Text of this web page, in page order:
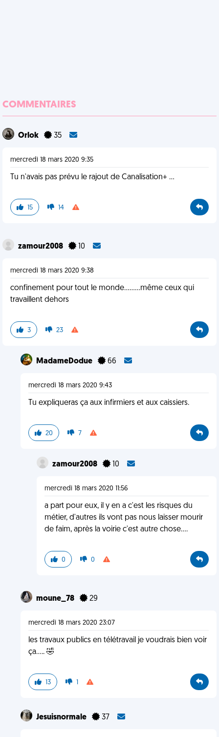
COMMENTAIRES
Orlok 35
mercredi 18 mars 2020 9:35
Tu n'avais pas prévu le rajout de Canalisation+ ...
15 14
zamour2008 10
mercredi 18 mars 2020 9:38
confinement pour tout le monde.........même ceux qui
travaillent dehors
3 23
MadameDodue 66
mercredi 18 mars 2020 9:43
Tu expliqueras ça aux infirmiers et aux caissiers.
20 7
zamour2008 10
mercredi 18 mars 2020 11:56
a part pour eux, il y en a c'est les risques du
métier, d'autres ils vont pas nous laisser mourir
de faim, après la voirie c'est autre chose....
0 0
moune_78 29
mercredi 18 mars 2020 23:07
les travaux publics en télétravail je voudrais bien voir
ça..... 🤣
13 1
Jesuisnormale 37